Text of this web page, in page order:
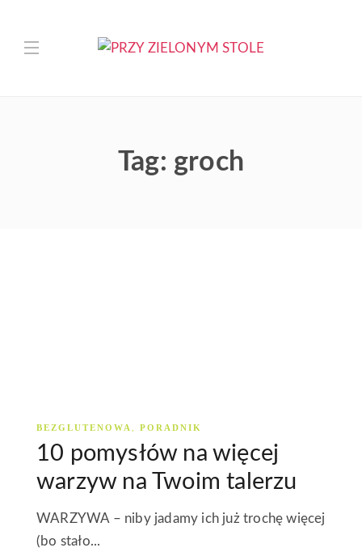
Tag: groch
BEZGLUTENOWA , PORADNIK
10 pomysłów na więcej
warzyw na Twoim talerzu
WARZYWA – niby jadamy ich już trochę więcej
(bo stało...